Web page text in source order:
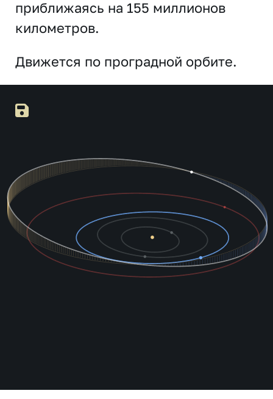
приближаясь на 155 миллионов
километров.
Движется по проградной орбите.